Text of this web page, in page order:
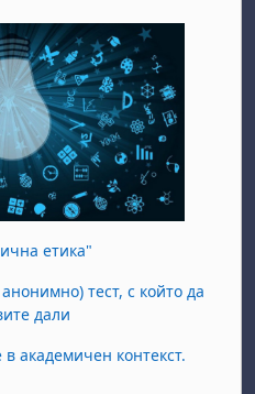
етика"
тест, с който да
дали
академичен контекст.